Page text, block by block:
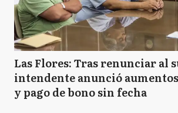
Las Flores: Tras renunciar al
intendente anunció
y pago de bono sin fecha